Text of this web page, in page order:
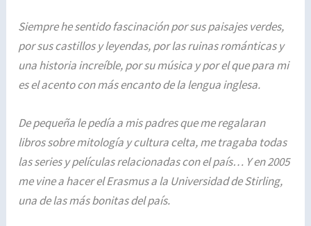
Siempre he sentido fascinación por sus paisajes verdes,
por sus castillos y leyendas, por las ruinas románticas y
una historia increíble, por su música y por el que para mi
es el acento con más encanto de la lengua inglesa.
De pequeña le pedía a mis padres que me regalaran
libros sobre mitología y cultura celta, me tragaba todas
las series y películas relacionadas con el país… Y en 2005
me vine a hacer el Erasmus a la Universidad de Stirling,
una de las más bonitas del país.